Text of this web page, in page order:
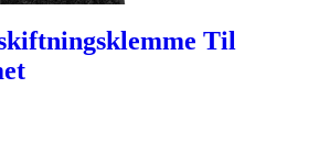
Til